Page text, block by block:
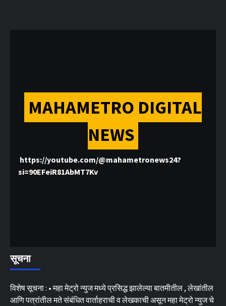
MAHAMETRO DIGITAL
NEWS
https://youtube.com/@mahametronews24?
si=90EFeiR81AbMT7Kv
सूचना
विशेष सूचना : • महा मेट्रो न्युज मध्ये प्रसिद्ध झालेल्या बातमीतील , लेखांतील
आणि पत्रांतील मते संबंधित वार्ताहराची व लेखकाची असून महा मेट्रो न्युज चे